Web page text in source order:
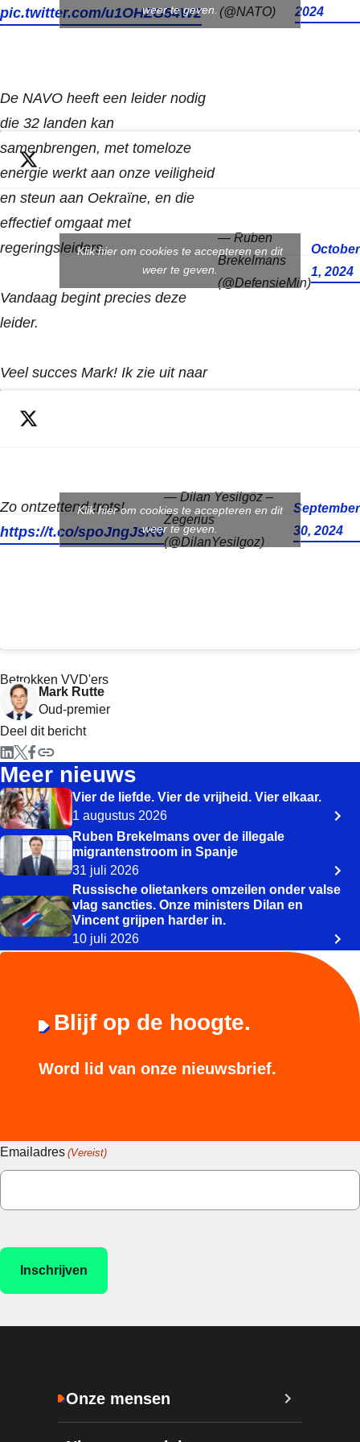
pic.twitter.com/u1OHZG54W2 (@NATO) 2024
weer te geven.
De NAVO heeft een leider nodig
die 32 landen kan
samenbrengen, met tomeloze
energie werkt aan onze veiligheid
en steun aan Oekraïne, en die
effectief omgaat met
regeringsleiders.
Vandaag begint precies deze
leider.
Veel succes Mark! Ik zie uit naar
onze hernieuwde samenwerking!
pic.twitter.com/hKKaMNrssf
— Ruben
Brekelmans
(@DefensieMin)
October
1, 2024
Klik hier om cookies te accepteren en dit
weer te geven.
Zo ontzettend trots!
https://t.co/spoJngJsR6
— Dilan Yesilgöz –
Zegerius
(@DilanYesilgoz)
September
30, 2024
Klik hier om cookies te accepteren en dit
weer te geven.
Betrokken VVD'ers
Mark Rutte
Oud-premier
Deel dit bericht
Meer nieuws
Vier de liefde. Vier de vrijheid. Vier elkaar.
1 augustus 2026
Ruben Brekelmans over de illegale
migrantenstroom in Spanje
31 juli 2026
Russische olietankers omzeilen onder valse
vlag sancties. Onze ministers Dilan en
Vincent grijpen harder in.
10 juli 2026
Blijf op de hoogte.
Word lid van onze nieuwsbrief.
Emailadres (Vereist)
Onze mensen